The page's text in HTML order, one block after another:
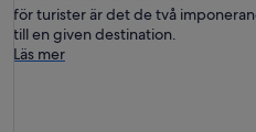
för turister är det de två
till en given destination.
Läs mer